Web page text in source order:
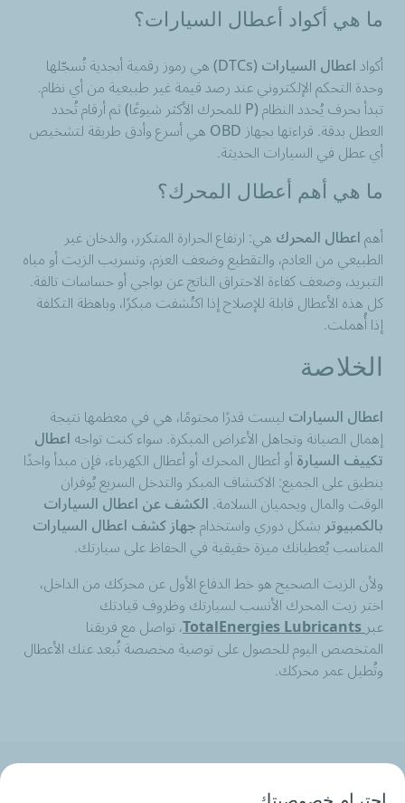
ما هي أكواد أعطال السيارات؟
أكواداعطال السيارات (DTCs) هي رموز رقمية أبجدية تُسجّلها
وحدة التحكم الإلكتروني عند رصد قيمة غير طبيعية من أي نظام.
تبدأ بحرف يُحدد النظام (P للمحرك الأكثر شيوعًا) ثم أرقام تُحدد
العطل بدقة. قراءتها بجهاز OBD هي أسرع وأدق طريقة لتشخيص
أي عطل في السيارات الحديثة.
ما هي أهم أعطال المحرك؟
أهماعطال المحركهي: ارتفاع الحرارة المتكرر، والدخان غير
الطبيعي من العادم، والتقطيع وضعف العزم، وتسريب الزيت أو مياه
التبريد، وضعف كفاءة الاحتراق الناتج عن بواجي أو حساسات تالفة.
كل هذه الأعطال قابلة للإصلاح إذا اكتُشفت مبكرًا، وباهظة التكلفة
إذا أُهملت.
الخلاصة
اعطال السياراتليست قدرًا محتومًا، هي في معظمها نتيجة
إهمال الصيانة وتجاهل الأعراض المبكرة. سواء كنت تواجهاعطال
تكييف السيارةأو أعطال المحرك أو أعطال الكهرباء، فإن مبدأ واحدًا
ينطبق على الجميع: الاكتشاف المبكر والتدخل السريع يُوفران
الوقت والمال ويحميان السلامة.الكشف عن اعطال السيارات
بالكمبيوتربشكل دوري واستخدامجهاز كشف اعطال السيارات
المناسب يُعطيانك ميزة حقيقية في الحفاظ على سيارتك.
ولأن الزيت الصحيح هو خط الدفاع الأول عن محركك من الداخل،
اختر زيت المحرك الأنسب لسيارتك وظروف قيادتك
عبرTotalEnergies Lubricants، تواصل مع فريقنا
المتخصص اليوم للحصول على توصية مخصصة تُبعد عنك الأعطال
وتُطيل عمر محركك.
من نحن